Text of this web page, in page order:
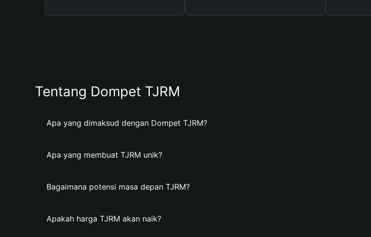
Tentang Dompet TJRM
Apa yang dimaksud dengan Dompet TJRM?
Apa yang membuat TJRM unik?
Bagaimana potensi masa depan TJRM?
Apakah harga TJRM akan naik?